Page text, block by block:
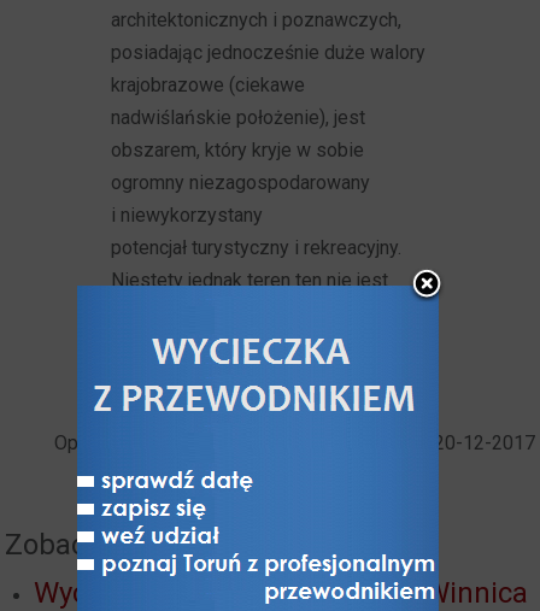
architektonicznych i poznawczych,
posiadając jednocześnie duże walory
krajobrazowe (ciekawe
nadwiślańskie położenie), jest
obszarem, który kryje w sobie
ogromny niezagospodarowany
i niewykorzystany
potencjał turystyczny i rekreacyjny.
Niestety jednak teren ten nie jest
odpowiednio zagospodarowany
Oprac. Arkadiusz Skonieczny, data publikacji: 20-12-2017
Zobacz też:
Wycieczka: Góra św. Jakuba - Winnica